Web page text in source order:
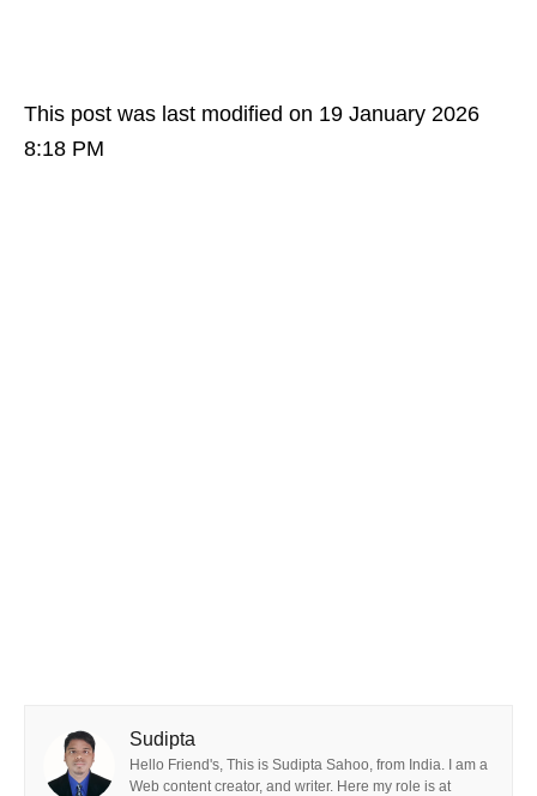
This post was last modified on 19 January 2026
8:18 PM
Sudipta
Hello Friend's, This is Sudipta Sahoo, from India. I am a
Web content creator, and writer. Here my role is at